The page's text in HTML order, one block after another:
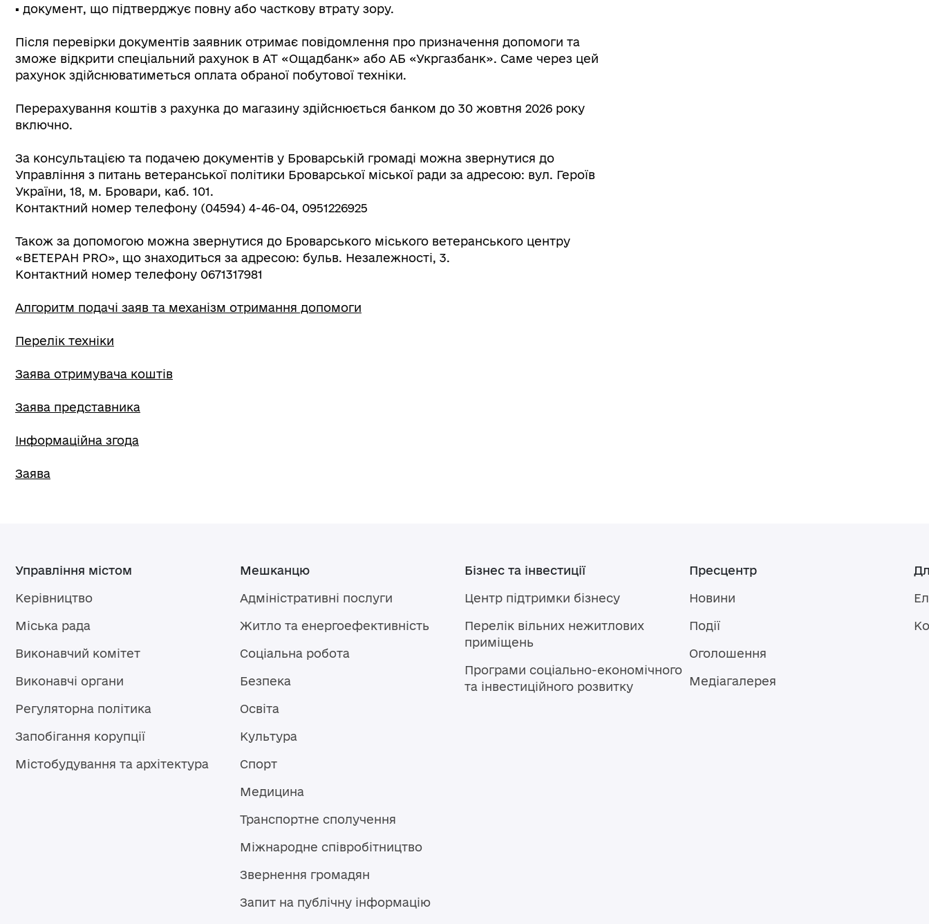
▪️ документ, що підтверджує повну або часткову втрату зору.
Після перевірки документів заявник отримає повідомлення про призначення допомоги та
зможе відкрити спеціальний рахунок в АТ «Ощадбанк» або АБ «Укргазбанк». Саме через цей
рахунок здійснюватиметься оплата обраної побутової техніки.
Перерахування коштів з рахунка до магазину здійснюється банком до 30 жовтня 2026 року
включно.
За консультацією та подачею документів у Броварській громаді можна звернутися до
Управління з питань ветеранської політики Броварської міської ради за адресою: вул. Героїв
України, 18, м. Бровари, каб. 101.
Контактний номер телефону (04594) 4-46-04, 0951226925
Також за допомогою можна звернутися до Броварського міського ветеранського центру
«ВЕТЕРАН PRO», що знаходиться за адресою: бульв. Незалежності, 3.
Контактний номер телефону 0671317981
Алгоритм подачі заяв та механізм отримання допомоги
Перелік техніки
Заява отримувача коштів
Заява представника
Інформаційна згода
Заява
Управління містом
Керівництво
Міська рада
Виконавчий комітет
Виконавчі органи
Регуляторна політика
Запобігання корупції
Містобудування та архітектура
Мешканцю
Адміністративні послуги
Житло та енергоефективність
Соціальна робота
Безпека
Освіта
Культура
Спорт
Медицина
Транспортне сполучення
Міжнародне співробітництво
Звернення громадян
Запит на публічну інформацію
Бізнес та інвестиції
Центр підтримки бізнесу
Перелік вільних нежитлових
приміщень
Програми соціально-економічного
та інвестиційного розвитку
Пресцентр
Новини
Події
Оголошення
Медіагалерея